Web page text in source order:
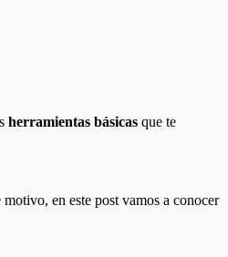
herramientas básicas que te
en este post vamos a conocer